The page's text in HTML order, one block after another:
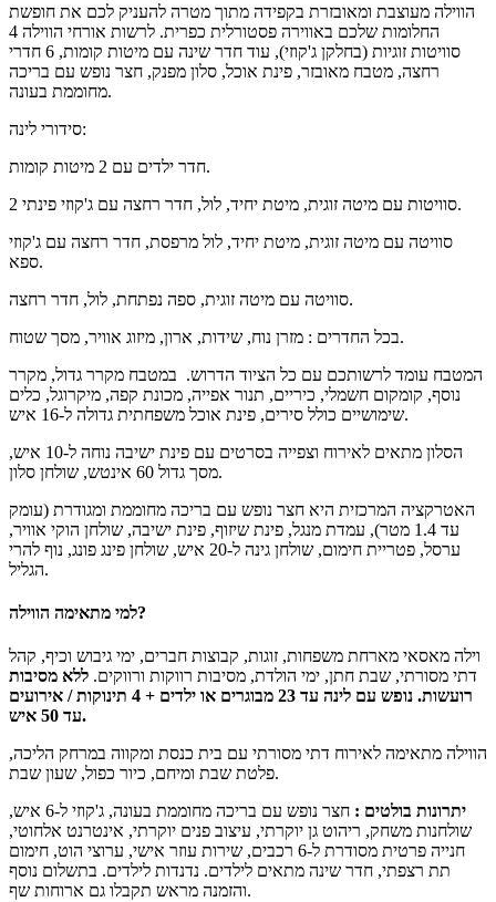
הווילה מעוצבת ומאובזרת בקפידה מתוך מטרה להעניק לכם את חופשת
החלומות שלכם באווירה פסטורלית כפרית. לרשות אורחי הווילה 4
סוויטות זוגיות (בחלקן ג'קוזי), עוד חדר שינה עם מיטות קומות, 6 חדרי
רחצה, מטבח מאובזר, פינת אוכל, סלון מפנק, חצר נופש עם בריכה
מחוממת בעונה.
סידורי לינה:
חדר ילדים עם 2 מיטות קומות.
2 סוויטות עם מיטה זוגית, מיטת יחיד, לול, חדר רחצה עם ג'קוזי פינתי.
סוויטה עם מיטה זוגית, מיטת יחיד, לול מרפסת, חדר רחצה עם ג'קוזי
ספא.
סוויטה עם מיטה זוגית, ספה נפתחת, לול, חדר רחצה.
בכל החדרים : מזרן נוח, שידות, ארון, מיזוג אוויר, מסך שטוח.
המטבח עומד לרשותכם עם כל הציוד הדרוש. במטבח מקרר גדול, מקרר
נוסף, קומקום חשמלי, כיריים, תנור אפייה, מכונת קפה, מיקרוגל, כלים
שימושיים כולל סירים, פינת אוכל משפחתית גדולה ל-16 איש.
הסלון מתאים לאירוח וצפייה בסרטים עם פינת ישיבה נוחה ל-10 איש,
מסך גדול 60 אינטש, שולחן סלון.
האטרקציה המרכזית היא חצר נופש עם בריכה מחוממת ומגודרת (עומק
עד 1.4 מטר), עמדת מנגל, פינת שיזוף, פינת ישיבה, שולחן הוקי אוויר,
ערסל, פטריית חימום, שולחן גינה ל-20 איש, שולחן פינג פונג, נוף להרי
הגליל.
למי מתאימה הווילה?
וילה מאסאי מארחת משפחות, זוגות, קבוצות חברים, ימי גיבוש וכיף, קהל
דתי מסורתי, שבת חתן, ימי הולדת, מסיבות רווקות ורווקים. ללא מסיבות
רועשות. נופש עם לינה עד 23 מבוגרים או ילדים + 4 תינוקות / אירועים
עד 50 איש.
הווילה מתאימה לאירוח דתי מסורתי עם בית כנסת ומקווה במרחק הליכה,
פלטת שבת ומיחם, כיור כפול, שעון שבת.
יתרונות בולטים :
חצר נופש עם בריכה מחוממת בעונה, ג'קוזי ל-6 איש,
שולחנות משחק, ריהוט גן יוקרתי, עיצוב פנים יוקרתי, אינטרנט אלחוטי,
חנייה פרטית מסודרת ל-6 רכבים, שירות עוזר אישי, ערוצי הוט, חימום
תת רצפתי, חדר שינה מתאים לילדים. נדנדות לילדים. בתשלום נוסף
והזמנה מראש תקבלו גם ארוחות שף.